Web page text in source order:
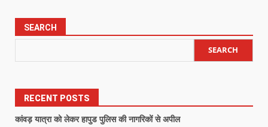
SEARCH
SEARCH
RECENT POSTS
कांवड़ यात्रा को लेकर हापुड पुलिस की नागरिकों से अपील